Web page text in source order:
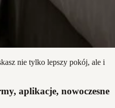
nie tylko lepszy pokój, ale i
aplikacje, nowoczesne